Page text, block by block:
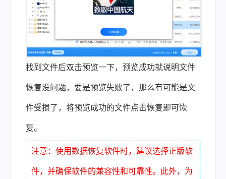
找到文件后双击预览一下，预览成功就说明文件
恢复没问题，要是预览失败了，那么有可能是文
件受损了，将预览成功的文件点击恢复即可恢
复。
注意：使用数据恢复软件时，建议选择正版软
件，并确保软件的兼容性和可靠性。此外，为